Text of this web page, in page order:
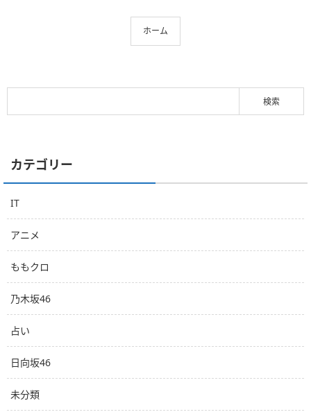
ホーム
カテゴリー
IT
アニメ
ももクロ
乃木坂46
占い
日向坂46
未分類